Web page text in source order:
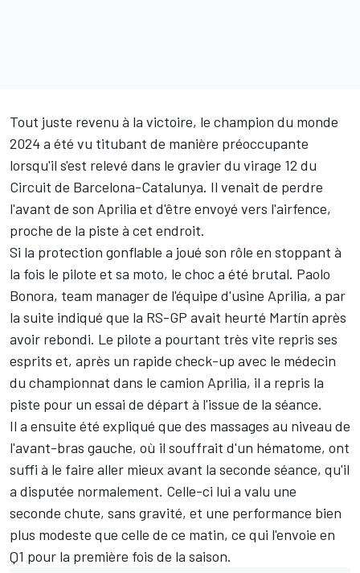
Tout juste revenu à la victoire, le champion du monde
2024 a été vu titubant de manière préoccupante
lorsqu'il s'est relevé dans le gravier du virage 12 du
Circuit de Barcelona-Catalunya. Il venait de perdre
l'avant de son Aprilia et d'être envoyé vers l'airfence,
proche de la piste à cet endroit.
Si la protection gonflable a joué son rôle en stoppant à
la fois le pilote et sa moto, le choc a été brutal. Paolo
Bonora, team manager de l'équipe d'usine Aprilia, a par
la suite indiqué que la RS-GP avait heurté Martín après
avoir rebondi. Le pilote a pourtant très vite repris ses
esprits et, après un rapide check-up avec le médecin
du championnat dans le camion Aprilia, il a repris la
piste pour un essai de départ à l'issue de la séance.
Il a ensuite été expliqué que des massages au niveau de
l'avant-bras gauche, où il souffrait d'un hématome, ont
suffi à le faire aller mieux avant la seconde séance, qu'il
a disputée normalement. Celle-ci lui a valu une
seconde chute, sans gravité, et une performance bien
plus modeste que celle de ce matin, ce qui l'envoie en
Q1 pour la première fois de la saison.